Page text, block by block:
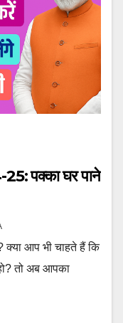
पक्का घर पाने
क्या आप भी चाहते हैं कि
तो अब आपका